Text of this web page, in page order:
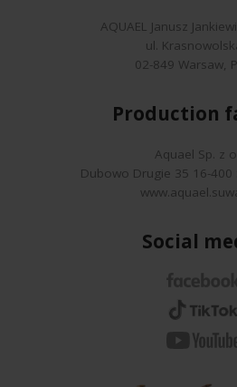
AQUAEL Janusz
ul.
02-849 Warsaw,
Production
Aquael Sp. z
Dubowo Drugie 35 16-400
Social